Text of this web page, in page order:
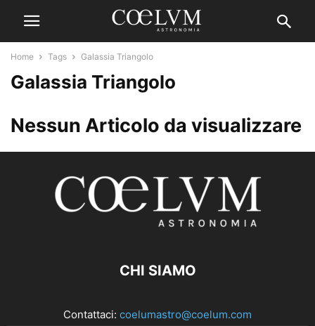
Home Tags Galassia Triangolo
Galassia Triangolo
Nessun Articolo da visualizzare
CHI SIAMO
Contattaci: coelumastro@coelum.com